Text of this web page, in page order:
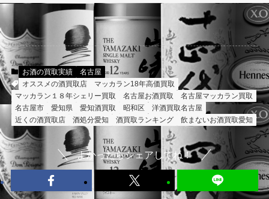
お酒の買取実績
名古屋
オススメの酒買取店
マッカラン18年高価買取
マッカラン１８年シェリー買取
名古屋お酒買取
名古屋マッカラン買取
名古屋市
愛知県 愛知酒買取 昭和区
洋酒買取名古屋
近くの酒買取店
酒処分愛知 酒買取ランキング 飲まないお酒買取愛知
よかったらシェアしてね！